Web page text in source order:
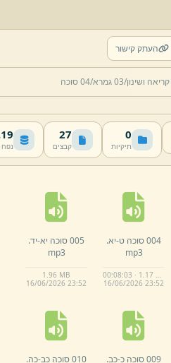
העתק קישור
03 גמרא/ 04 סוכה
0
תיקיות
27
קבצים
MB
נפח
004 סוכה ט-
יא.
mp3
00:08:03 · 1.17 MB
16/06/2026 23:52
005 סוכה יא-
יד.
mp3
1.96 MB
16/06/2026 23:52
009 סוכה כ-
כב.
010 סוכה כב-
כה.